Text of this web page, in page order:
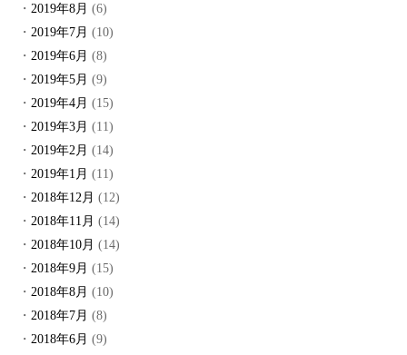
2019年8月 (6)
2019年7月 (10)
2019年6月 (8)
2019年5月 (9)
2019年4月 (15)
2019年3月 (11)
2019年2月 (14)
2019年1月 (11)
2018年12月 (12)
2018年11月 (14)
2018年10月 (14)
2018年9月 (15)
2018年8月 (10)
2018年7月 (8)
2018年6月 (9)